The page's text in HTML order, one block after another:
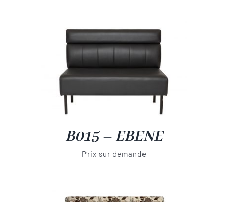
B015 – EBENE
Prix sur demande